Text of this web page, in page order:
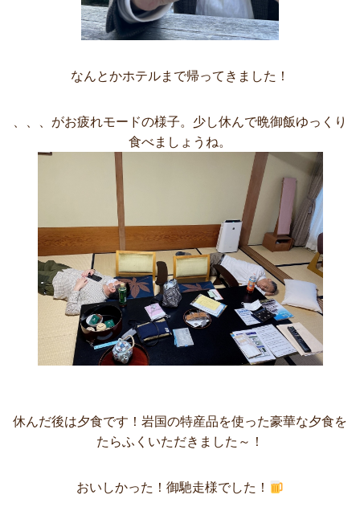
なんとかホテルまで帰ってきました！
、、、がお疲れモードの様子。少し休んで晩御飯ゆっくり
食べましょうね。
休んだ後は夕食です！岩国の特産品を使った豪華な夕食を
たらふくいただきました～！
おいしかった！御馳走様でした！